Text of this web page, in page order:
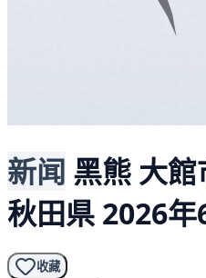
新闻 黑熊 大館
秋田県 2026
收藏